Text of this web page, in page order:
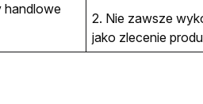
handlowe
2. Nie zawsze
jako zlecenie